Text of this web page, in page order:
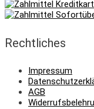
Rechtliches
Impressum
AGB